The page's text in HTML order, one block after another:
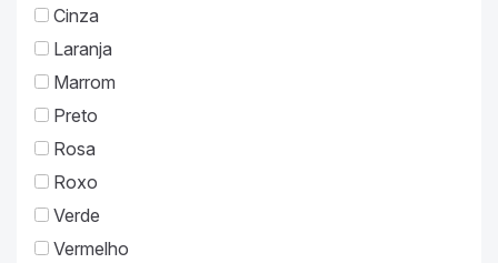
Cinza
Laranja
Marrom
Preto
Rosa
Roxo
Verde
Vermelho